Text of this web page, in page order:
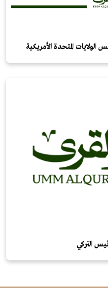
الولايات المتحدة الأمريكية
التركي